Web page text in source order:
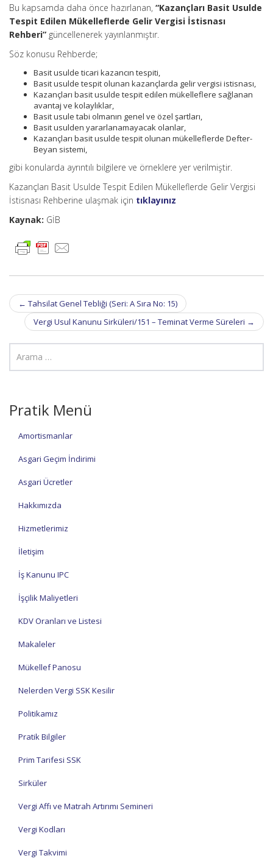
Bu kapsamda daha önce hazırlanan, “Kazançları Basit Usulde
Tespit Edilen Mükelleflerde Gelir Vergisi İstisnası
Rehberi” güncellenerek yayınlanmıştır.
Söz konusu Rehberde;
Basit usulde ticari kazancın tespiti,
Basit usulde tespit olunan kazançlarda gelir vergisi istisnası,
Kazançları basit usulde tespit edilen mükelleflere sağlanan
avantaj ve kolaylıklar,
Basit usule tabi olmanın genel ve özel şartları,
Basit usulden yararlanamayacak olanlar,
Kazançları basit usulde tespit olunan mükelleflerde Defter-
Beyan sistemi,
gibi konularda ayrıntılı bilgilere ve örneklere yer verilmiştir.
Kazançları Basit Usulde Tespit Edilen Mükelleflerde Gelir Vergisi
İstisnası Rehberine ulaşmak için tıklayınız
Kaynak: GİB
Post
navigation
← Tahsilat Genel Tebliği (Seri: A Sıra No: 15)
Vergi Usul Kanunu Sirküleri/151 – Teminat Verme Süreleri →
Pratik Menü
Amortismanlar
Asgari Geçim İndirimi
Asgari Ücretler
Hakkımızda
Hizmetlerimiz
İletişim
İş Kanunu IPC
İşçilik Maliyetleri
KDV Oranları ve Listesi
Makaleler
Mükellef Panosu
Nelerden Vergi SSK Kesilir
Politikamız
Pratik Bilgiler
Prim Tarifesi SSK
Sirküler
Vergi Affı ve Matrah Artırımı Semineri
Vergi Kodları
Vergi Takvimi